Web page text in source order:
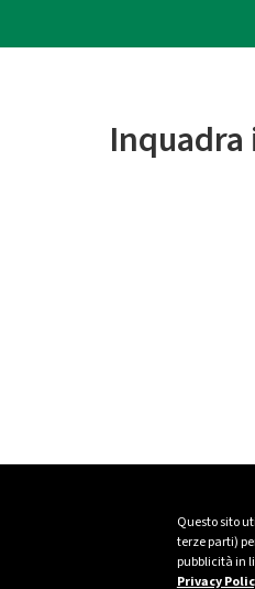
Questo sito
terze parti)
pubblicità in
Privacy
Inquadra